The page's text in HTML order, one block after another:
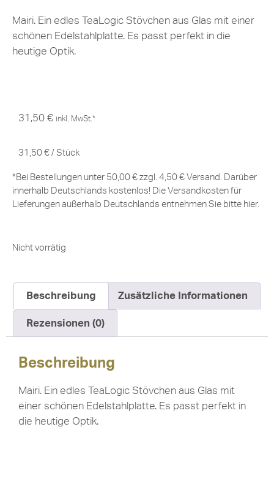
Mairi. Ein edles TeaLogic Stövchen aus Glas mit einer
schönen Edelstahlplatte. Es passt perfekt in die
heutige Optik.
31,50 € inkl. MwSt.*
31,50 € / Stück
*Bei Bestellungen unter 50,00 € zzgl. 4,50 € Versand. Darüber
innerhalb Deutschlands kostenlos! Die Versandkosten für
Lieferungen außerhalb Deutschlands entnehmen Sie bitte hier.
Nicht vorrätig
Beschreibung Zusätzliche Informationen
Rezensionen (0)
Beschreibung
Mairi. Ein edles TeaLogic Stövchen aus Glas mit
einer schönen Edelstahlplatte. Es passt perfekt in
die heutige Optik.